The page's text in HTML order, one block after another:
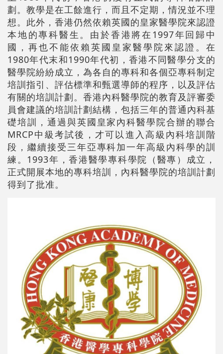
劃。教學是在工餘進行，而且不定期，情況並不理
想。此外，香港仍然依賴英國的皇家醫學院來認證
本地的專科醫生。由於香港將在1997年回歸中
國，再也不能依賴英國皇家醫學院來認證。在
1980年代末和1990年代初，香港不同醫學分支的
醫學院紛紛成立，為各自的專科和各個亞專科制定
培訓指引、評估標準和甄選導師的程序，以及評估
有關的培訓計劃。香港內科醫學院的教育及評審委
員會建議的培訓計劃結構，包括三年的普通內科基
礎培訓，通過與英國皇家內科醫學院合辦的聯合
MRCP中級考試後，才可以進入高級內科培訓階
段，繼續接受三年亞專科加一年高級內科學的訓
練。1993年，香港醫學專科學院（醫專）成立，
正式開展本地的專科培訓，內科醫學院的培訓計劃
得到了批准。